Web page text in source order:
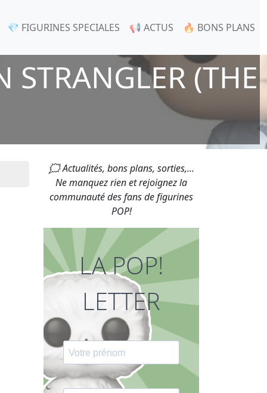
💎 FIGURINES SPECIALES 📢 ACTUS 🔥 BONS PLANS
STRANGLER (THE
🗯 Actualités, bons plans, sorties,...
Ne manquez rien et rejoignez la
communauté des fans de figurines
POP!
LA POP!
LETTER